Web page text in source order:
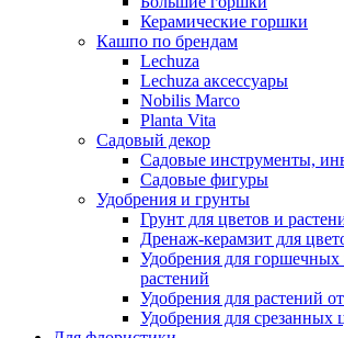
Керамические горшки
Кашпо по брендам
Lechuza
Lechuza аксессуары
Nobilis Marco
Planta Vita
Садовый декор
Садовые инструменты,
Садовые фигуры
Удобрения и грунты
Грунт для цветов и
Дренаж-керамзит для
Удобрения для горшечных
растений
Удобрения для растений
Удобрения для срезанных